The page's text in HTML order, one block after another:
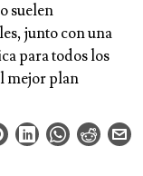
suelen
junto con una
para todos los
mejor plan